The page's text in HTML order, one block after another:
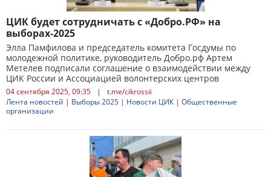
ЦИК будет сотрудничать с «Добро.РФ» на
выборах-2025
Элла Памфилова и председатель комитета Госдумы по
молодежной политике, руководитель Добро.рф Артем
Метелев подписали соглашение о взаимодействии между
ЦИК России и Ассоциацией волонтерских центров
04 сентября 2025, 09:35 |
t.me/cikrossii
Лента новостей | Выборы 2025 | Новости ЦИК | Общественные
организации